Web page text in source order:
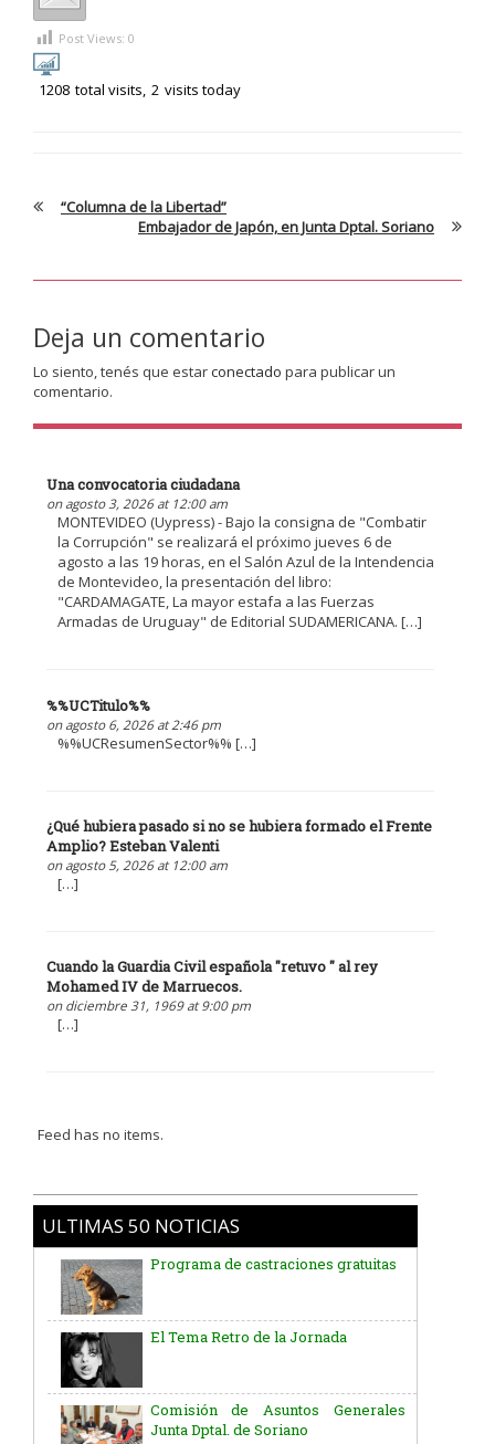
Post Views: 0
1208 total visits, 2 visits today
“Columna de la Libertad”
Embajador de Japón, en Junta Dptal. Soriano
Deja un comentario
Lo siento, tenés que estarconectado para publicar un
comentario.
Una convocatoria ciudadana
on agosto 3, 2026 at 12:00 am
MONTEVIDEO (Uypress) - Bajo la consigna de "Combatir
la Corrupción" se realizará el próximo jueves 6 de
agosto a las 19 horas, en el Salón Azul de la Intendencia
de Montevideo, la presentación del libro:
"CARDAMAGATE, La mayor estafa a las Fuerzas
Armadas de Uruguay" de Editorial SUDAMERICANA. […]
%%UCTitulo%%
on agosto 6, 2026 at 2:46 pm
%%UCResumenSector%% […]
¿Qué hubiera pasado si no se hubiera formado el Frente
Amplio? Esteban Valenti
on agosto 5, 2026 at 12:00 am
[…]
Cuando la Guardia Civil española "retuvo " al rey
Mohamed IV de Marruecos.
on diciembre 31, 1969 at 9:00 pm
[…]
Feed has no items.
ULTIMAS 50 NOTICIAS
Programa de castraciones gratuitas
El Tema Retro de la Jornada
Comisión de Asuntos Generales
Junta Dptal. de Soriano